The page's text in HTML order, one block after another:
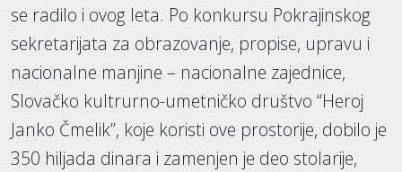
se radilo i ovog leta. Po konkursu Pokrajinskog
sekretarijata za obrazovanje, propise, upravu i
nacionalne manjine – nacionalne zajednice,
Slovačko kultrurno-umetničko društvo “Heroj
Janko Čmelik”, koje koristi ove prostorije, dobilo je
350 hiljada dinara i zamenjen je deo stolarije,